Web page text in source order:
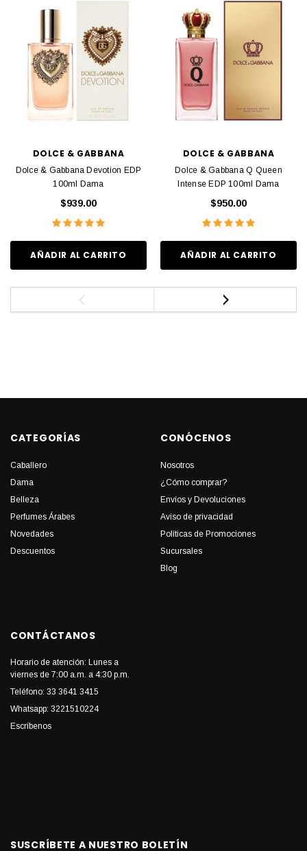
DOLCE & GABBANA
Dolce & Gabbana Devotion EDP
100ml Dama
$939.00
AÑADIR AL CARRITO
DOLCE & GABBANA
Dolce & Gabbana Q Queen
Intense EDP 100ml Dama
$950.00
AÑADIR AL CARRITO
CATEGORÍAS
Caballero
Dama
Belleza
Perfumes Árabes
Novedades
Descuentos
CONÓCENOS
Nosotros
¿Cómo comprar?
Envíos y Devoluciones
Aviso de privacidad
Políticas de Promociones
Sucursales
Blog
CONTÁCTANOS
Horario de atención: Lunes a
viernes de 7:00 a.m. a 4:30 p.m.
Teléfono: 33 3641 3415
Whatsapp: 3221510224
Escríbenos
SUSCRÍBETE A NUESTRO BOLETÍN